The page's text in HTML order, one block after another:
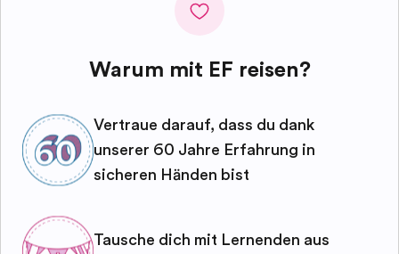
Warum mit EF reisen?
Vertraue darauf, dass du dank
unserer 60 Jahre Erfahrung in
sicheren Händen bist
Tausche dich mit Lernenden aus